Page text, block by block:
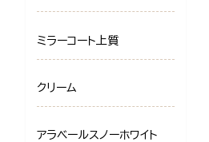
ミラーコート上質
クリーム
アラベールスノーホワイト